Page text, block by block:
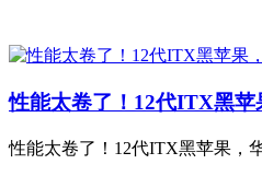
性能太卷了！12代ITX黑
性能太卷了！12代ITX黑苹果，